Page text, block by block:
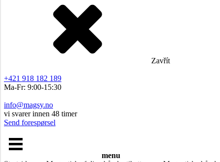
Zavřít
+421 918 182 189
Ma-Fr: 9:00-15:30
info@magsy.no
vi svarer innen 48 timer
Send forespørsel
menu